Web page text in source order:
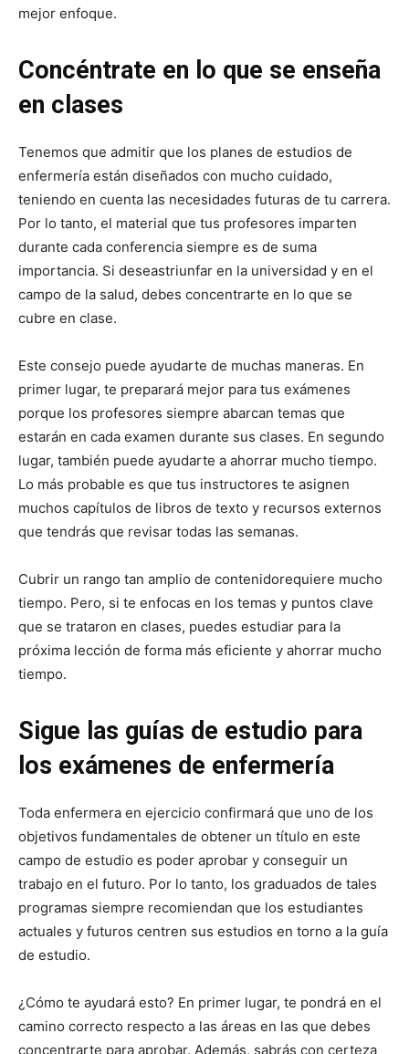
I WANT IN
I've read and accept the
mejor enfoque.
Concéntrate en lo que se enseña
en clases
Tenemos que admitir que los planes de estudios de
enfermería están diseñados con mucho cuidado,
teniendo en cuenta las necesidades futuras de tu carrera.
Por lo tanto, el material que tus profesores imparten
durante cada conferencia siempre es de suma
importancia. Si deseastriunfar en la universidad y en el
campo de la salud, debes concentrarte en lo que se
cubre en clase.
Este consejo puede ayudarte de muchas maneras. En
primer lugar, te preparará mejor para tus exámenes
porque los profesores siempre abarcan temas que
estarán en cada examen durante sus clases. En segundo
lugar, también puede ayudarte a ahorrar mucho tiempo.
Lo más probable es que tus instructores te asignen
muchos capítulos de libros de texto y recursos externos
que tendrás que revisar todas las semanas.
Cubrir un rango tan amplio de contenidorequiere mucho
tiempo. Pero, si te enfocas en los temas y puntos clave
que se trataron en clases, puedes estudiar para la
próxima lección de forma más eficiente y ahorrar mucho
tiempo.
Sigue las guías de estudio para
los exámenes de enfermería
Toda enfermera en ejercicio confirmará que uno de los
objetivos fundamentales de obtener un título en este
campo de estudio es poder aprobar y conseguir un
trabajo en el futuro. Por lo tanto, los graduados de tales
programas siempre recomiendan que los estudiantes
actuales y futuros centren sus estudios en torno a la guía
de estudio.
¿Cómo te ayudará esto? En primer lugar, te pondrá en el
camino correcto respecto a las áreas en las que debes
concentrarte para aprobar. Además, sabrás con certeza